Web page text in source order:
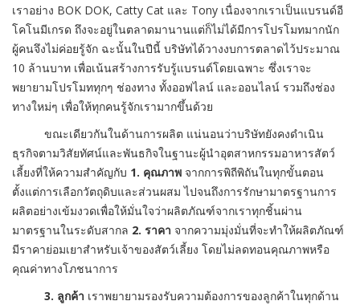
เราอย่าง BOK DOK, Catty Cat และ Tony เนื่องจากเราเป็นแบรนด์อี
โคโนมีเกรด ถึงจะอยู่ในตลาดมานานแต่ก็ไม่ได้มีการโปรโมทมากนัก
ผู้คนจึงไม่ค่อยรู้จัก ฉะนั้นในปีนี้ บริษัทได้วางงบการตลาดไว้ประมาณ
10 ล้านบาท เพื่อเน้นสร้างการรับรู้แบรนด์โดยเฉพาะ ซึ่งเราจะ
พยายามโปรโมททุกๆ ช่องทาง ทั้งออฟไลน์ และออนไลน์ รวมถึงช่อง
ทางใหม่ๆ เพื่อให้ทุกคนรู้จักเรามากขึ้นด้วย
ขณะเดียวกันในด้านการผลิต แน่นอนว่าบริษัทยังคงดำเนิน
ธุรกิจตามวิสัยทัศน์และพันธกิจในฐานะผู้นำอุตสาหกรรมอาหารสัตว์
เลี้ยงที่ให้ความสำคัญกับ 1. คุณภาพ จากการพิถีพิถันในทุกขั้นตอน
ตั้งแต่การเลือกวัตถุดิบและส่วนผสม ไปจนถึงการรักษามาตรฐานการ
ผลิตอย่างเข้มงวดเพื่อให้มั่นใจว่าผลิตภัณฑ์จากเราทุกชิ้นผ่าน
มาตรฐานในระดับสากล 2. ราคา จากความมุ่งมั่นที่จะทำให้ผลิตภัณฑ์
มีราคาย่อมเยาสำหรับเจ้าของสัตว์เลี้ยง โดยไม่ลดทอนคุณภาพหรือ
คุณค่าทางโภชนาการ
3. ลูกค้า เราพยายามรองรับความต้องการของลูกค้าในทุกด้าน